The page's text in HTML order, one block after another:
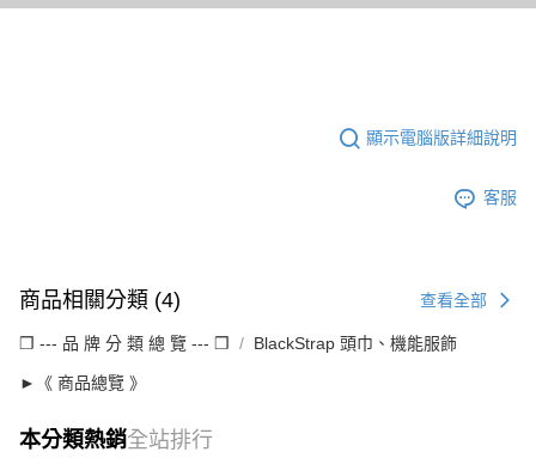
顯示電腦版詳細說明
客服
商品相關分類 (4) 查看全部
❒ --- 品 牌 分 類 總 覽 --- ❒ BlackStrap 頭巾、機能服飾
►《 商品總覽 》
本分類熱銷全站排行